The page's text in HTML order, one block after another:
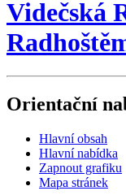
Videčská
Orientační
Hlavní obsah
Hlavní nabídka
Zapnout grafiku
Mapa stránek